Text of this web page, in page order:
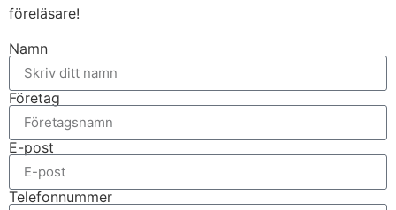
föreläsare!
Namn
Företag
E-post
Telefonnummer